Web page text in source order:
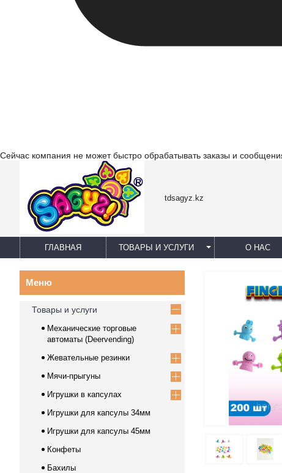
Сейчас компания не может быстро обрабатывать заказы и
tdsagyz.kz
ГЛАВНАЯ ТОВАРЫ И УСЛУГИ О НАС
Товары и услуги
Механические торговые
автоматы (Deervending)
Жевательные резинки
Мячи-прыгуны
Игрушки в капсулах
Игрушки для капсулы 34мм
Игрушки для капсулы 45мм
Конфеты
Бахилы